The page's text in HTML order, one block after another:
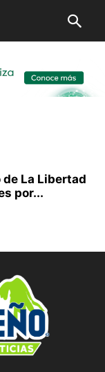
La Libertad
por...